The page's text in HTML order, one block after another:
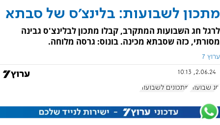
מתכון לשבועות: בלינצ'ס של סבתא
לרגל חג השבועות המתקרב, קבלו מתכון לבלינצ'ס גבינה
מסורתי, כזה שסבתא מכינה. בונוס: גרסה מלוחה.
ערוץ 7
2.06.24, 10:13
חג שבועות מתכונים לשבועות